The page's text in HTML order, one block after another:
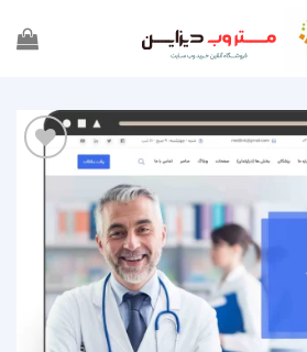
افزودن
به
علاقه
مندی
ها